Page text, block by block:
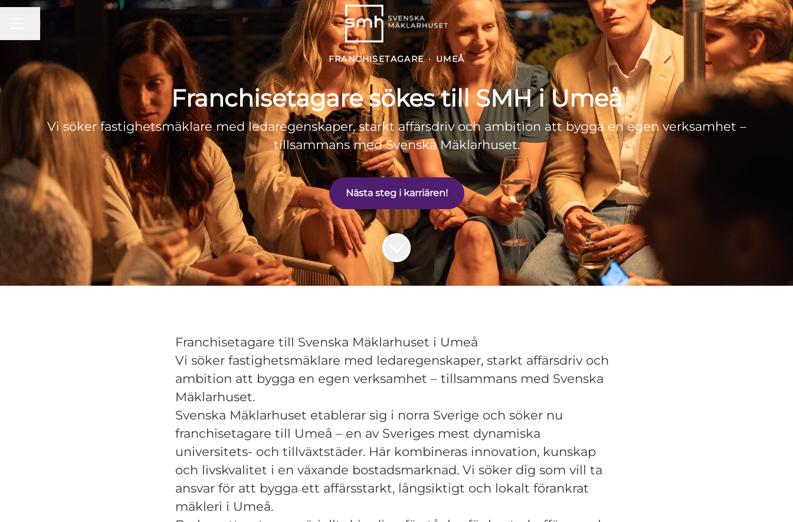
FRANCHISETAGARE · UMEÅ
Franchisetagare sökes till SMH i Umeå
Vi söker fastighetsmäklare med ledaregenskaper, starkt affärsdriv och ambition att bygga en egen verksamhet –
tillsammans med Svenska Mäklarhuset.
Nästa steg i karriären!
Franchisetagare till Svenska Mäklarhuset i Umeå
Vi söker fastighetsmäklare med ledaregenskaper, starkt affärsdriv och
ambition att bygga en egen verksamhet – tillsammans med Svenska
Mäklarhuset.
Svenska Mäklarhuset etablerar sig i norra Sverige och söker nu
franchisetagare till Umeå – en av Sveriges mest dynamiska
universitets- och tillväxtstäder. Här kombineras innovation, kunskap
och livskvalitet i en växande bostadsmarknad. Vi söker dig som vill ta
ansvar för att bygga ett affärsstarkt, långsiktigt och lokalt förankrat
mäkleri i Umeå.